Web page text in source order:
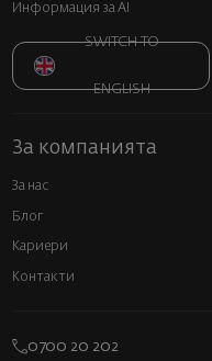
Информация за AI
SWITCH TO
ENGLISH
За компанията
За нас
Блог
Кариери
Контакти
0700 20 202